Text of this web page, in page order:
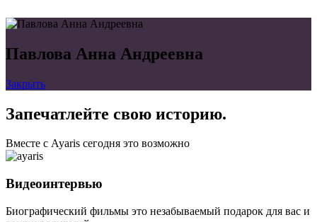
Павлова Анна Андреевна
Закрыть
Запечатлейте свою историю.
Вместе с Ayaris сегодня это возможно
Видеоинтервью
Биографический фильмы это незабываемый подарок для вас и